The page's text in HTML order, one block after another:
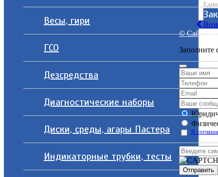
Весы, гири
ГСО
Дезсредства
Диагностические наборы
Диски, среды, агары Пастера
Индикаторные трубки, тесты
© Сайт
Заполните
Я